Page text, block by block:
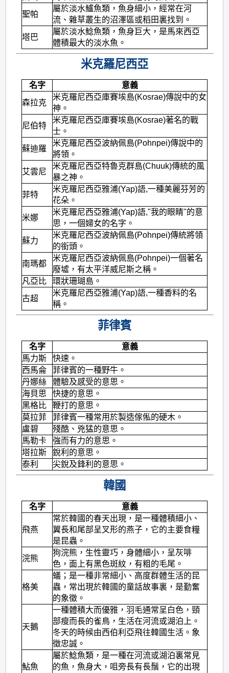
聖帕
屬於淡水鱸魚類，魚身細小，經常在河
流、雜草叢生的沼澤區或稻田裏找到。
塔巴
屬於淡水鯰魚類，魚身巨大，是馬來西亞
體積最大的淡水魚。
米克羅尼西亞
名字
意義
森拉克
米克羅尼西亞庫賽埃島(Kosrae)傳說中的女
神。
尼伯特
米克羅尼西亞庫賽埃島(Kosrae)著名的戰
士。
蘇迪羅
米克羅尼西亞波納佩島(Pohnpei)傳說中的
將領。
艾雲尼
米克羅尼西亞特魯克群島(Chuuk)傳統的風
暴之神。
菲特
米克羅尼西亞雅浦(Yap)語,一種美麗芬芳的
花朵。
米娜
米克羅尼西亞雅浦(Yap)語,"我的眼睛"的意
思，一個婦女的名字。
蘇力
米克羅尼西亞波納佩島(Pohnpei)傳統將領
的銜頭。
南瑪都
米克羅尼西亞波納佩島(Pohnpei)一個著名
廢墟，有太平洋威尼斯之稱。
凡亞比
環狀珊瑚島。
古超
米克羅尼西亞雅浦(Yap)語,一種香料的名
稱。
菲律賓
名字
意義
馬力斯
快速。
西馬侖
菲律賓的一種野牛。
丹娜絲
體驗及感受的意思。
海貝思
快捷的意思。
黑格比
鞭打的意思。
莫拉菲
菲律賓一種常用於製造傢俬的硬木。
盧碧
殘酷、兇猛的意思。
馬勒卡
強而有力的意思。
塔拉斯
銳利的意思。
泰利
尖銳及鋒利的意思。
韓國
名字 意義
飛燕
常於韓國的春天出現，是一種體積細小、
翼長和尾部呈叉形的燕子，它的主要食糧
是昆蟲。
浣熊
狗浣熊，生性靈巧，身體細小，呈灰啡
色，面上有黑色斑紋，有粗的毛尾。
格美
蟻；是一種非常細小、高度群體生活的昆
蟲，常出現於韓國的童話故事裏，是勤奮
的象徵。
天鵝
一種體積大而優雅，羽毛通常呈白色，頸
部瘦而長的雀鳥，生活在河流或湖泊上。
冬天的時候由西伯利亞飛往韓國生活。象
徵忠誠。
鮎魚
屬於鯰魚類，是一種在河流或湖泊裏常見
的魚，魚身大，咀旁長有長鬚，它的出現